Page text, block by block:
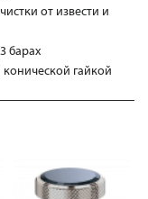
от извести и
барах
гайкой